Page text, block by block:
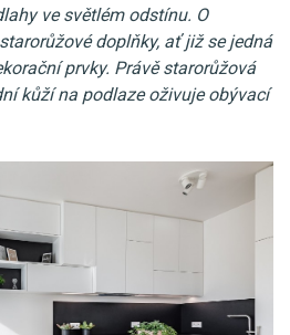
ve světlém odstínu. O
doplňky, ať již se jedná
prvky. Právě starorůžová
kůží na podlaze oživuje obývací